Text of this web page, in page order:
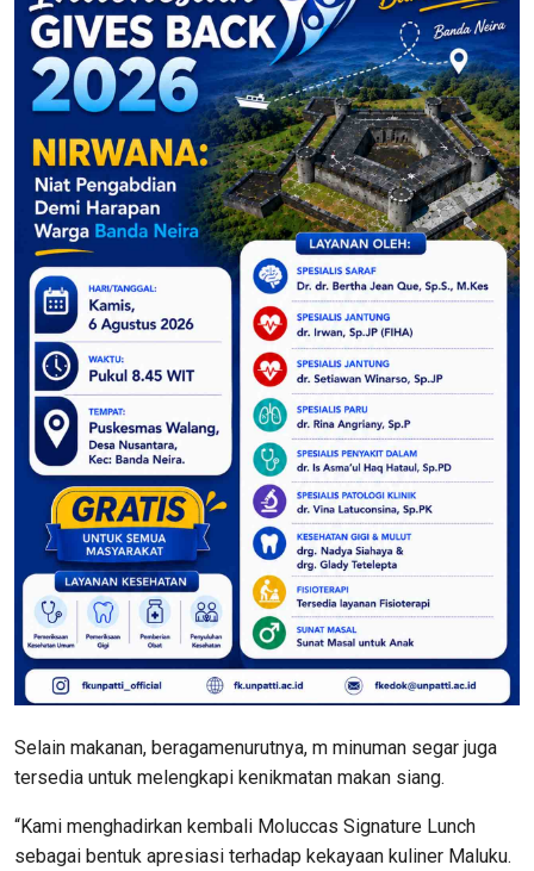
Selain makanan, beragamenurutnya, m minuman segar juga
tersedia untuk melengkapi kenikmatan makan siang.
“Kami menghadirkan kembali Moluccas Signature Lunch
sebagai bentuk apresiasi terhadap kekayaan kuliner Maluku.